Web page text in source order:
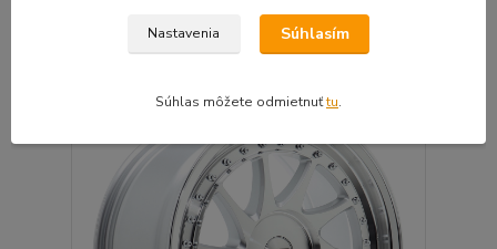
Pridať do košíka
⚙️OVERÍME ČI PASUJE
Nastavenia Súhlasím
Súhlas môžete odmietnuťtu.